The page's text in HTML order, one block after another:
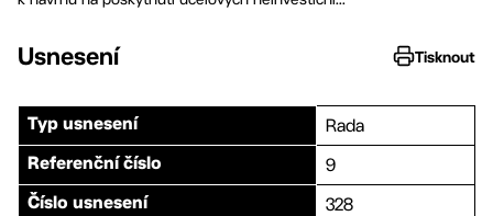
Usnesení Tisknout
Typ usnesení Rada
Referenční číslo 9
Číslo usnesení 328